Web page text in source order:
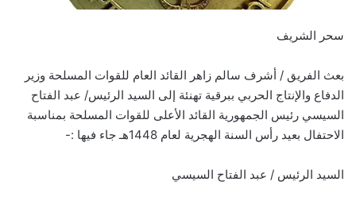
سحر الشريف
بعث الفريق / أشرف سالم زاهر القائد العام للقوات المسلحة وزير
الدفاع والإنتاج الحربي ببرقية تهنئة إلى السيد الرئيس/ عبد الفتاح
السيسي رئيس الجمهورية القائد الأعلى للقوات المسلحة بمناسبة
الاحتفال بعيد رأس السنة الهجرية لعام 1448هـ جاء فيها :-
السيد الرئيس / عبد الفتاح السيسي